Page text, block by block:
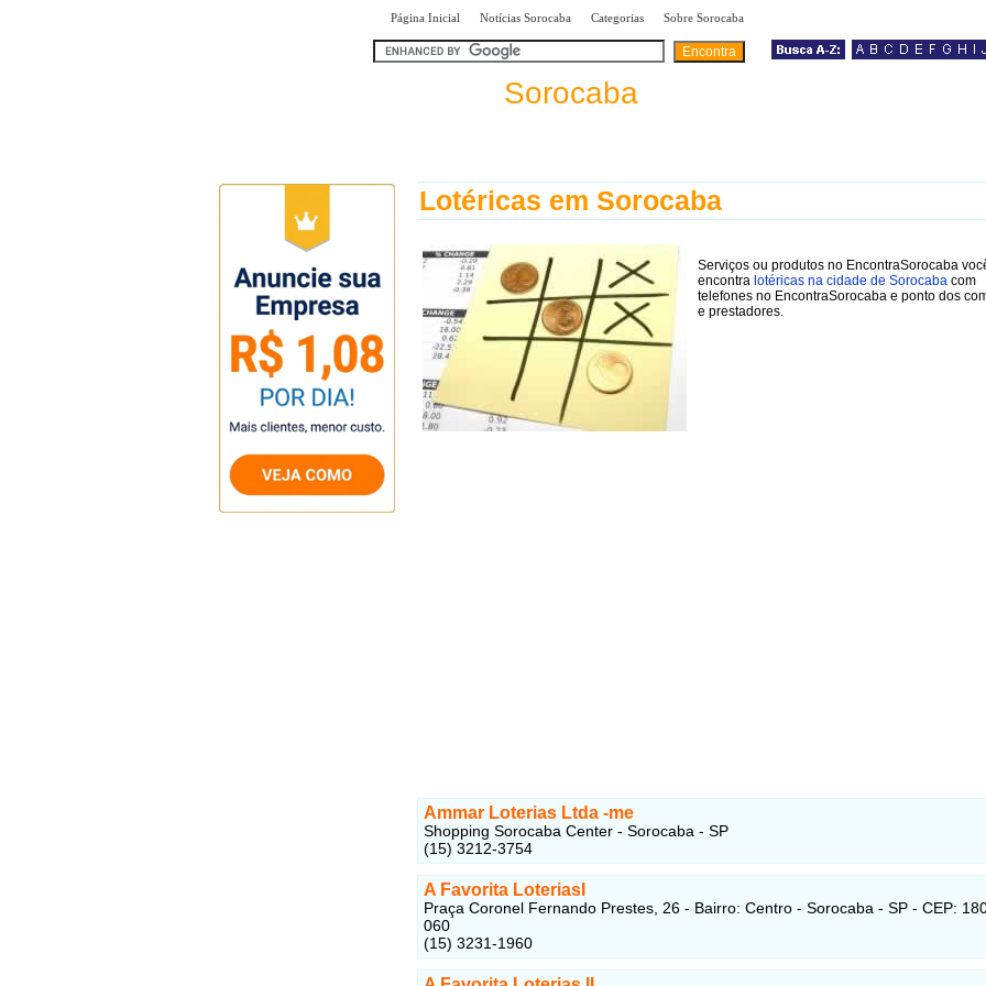
Página Inicial Notícias Sorocaba Categorias Sobre Sorocaba
Sorocaba
Lotéricas em Sorocaba
Serviços ou produtos no EncontraSorocaba
encontra lotéricas na cidade de Sorocaba com
telefones no EncontraSorocaba e ponto dos
e prestadores.
Ammar Loterias Ltda -me
Shopping Sorocaba Center - Sorocaba - SP
(15) 3212-3754
A Favorita LoteriasI
Praça Coronel Fernando Prestes, 26 - Bairro: Centro - Sorocaba - SP - CEP:
060
(15) 3231-1960